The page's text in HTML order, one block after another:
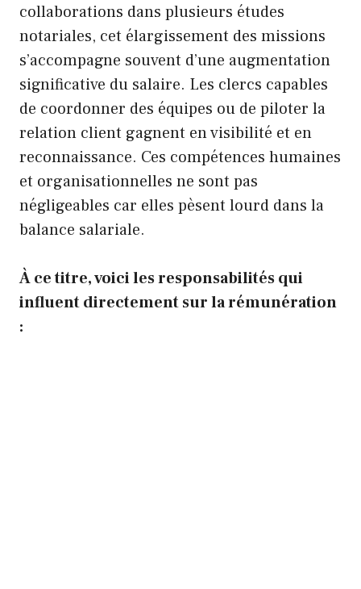
collaborations dans plusieurs études
notariales, cet élargissement des missions
s’accompagne souvent d’une augmentation
significative du salaire. Les clercs capables
de coordonner des équipes ou de piloter la
relation client gagnent en visibilité et en
reconnaissance. Ces compétences humaines
et organisationnelles ne sont pas
négligeables car elles pèsent lourd dans la
balance salariale.
À ce titre, voici les responsabilités qui
influent directement sur la rémunération
: